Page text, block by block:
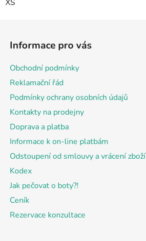
XS
Informace pro vás
Obchodní podmínky
Reklamační řád
Podmínky ochrany osobních údajů
Kontakty na prodejny
Doprava a platba
Informace k on-line platbám
Odstoupení od smlouvy a vrácení zboží
Kodex
Jak pečovat o boty?!
Ceník
Rezervace konzultace